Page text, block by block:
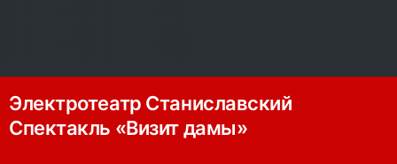
Электротеатр Станиславский
Спектакль «Визит дамы»